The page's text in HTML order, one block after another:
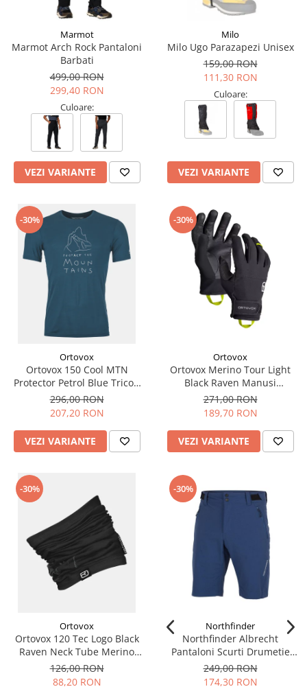
Tricouri & Maiouri
Incaltaminte drumetie
Bocanci alpinism
Ghete drumetie
Pantofi drumetie
Sandale
Intretinere echipamente
Rucsacuri & Accesorii
Saci de dormit
Marmot
Marmot Arch Rock Pantaloni
Barbati
499,00 RON
299,40 RON
Culoare:
VEZI VARIANTE
Milo
Milo Ugo Parazapezi Unisex
159,00 RON
111,30 RON
Culoare:
VEZI VARIANTE
-30%
Ortovox
Ortovox 150 Cool MTN
Protector Petrol Blue Tricou
Merino Multisport Barbati
296,00 RON
207,20 RON
VEZI VARIANTE
-30%
Ortovox
Ortovox Merino Tour Light
Black Raven Manusi
Multisport Barbati
271,00 RON
189,70 RON
VEZI VARIANTE
-30%
Ortovox
Ortovox 120 Tec Logo Black
Raven Neck Tube Merino
Multisport Unisex
126,00 RON
88,20 RON
-30%
Northfinder
Northfinder Albrecht
Pantaloni Scurti Drumetie
Barbati
249,00 RON
174,30 RON